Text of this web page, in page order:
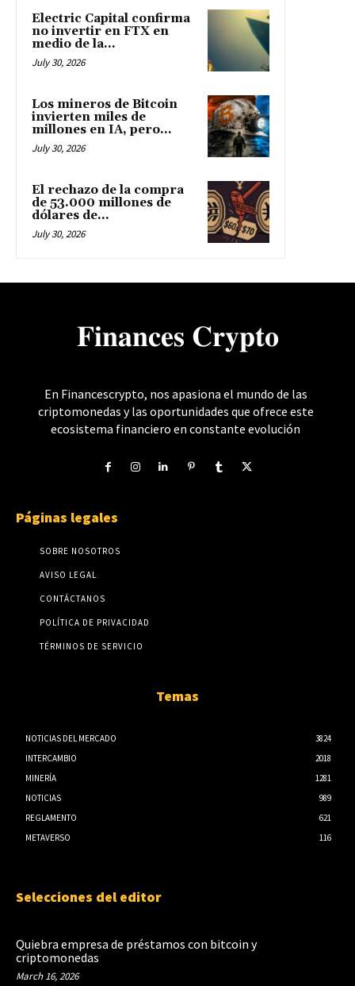
Electric Capital confirma
no invertir en FTX en
medio de la...
July 30, 2026
Los mineros de Bitcoin
invierten miles de
millones en IA, pero...
July 30, 2026
El rechazo de la compra
de 53.000 millones de
dólares de...
July 30, 2026
𝐅𝐢𝐧𝐚𝐧𝐜𝐞𝐬 𝐂𝐫𝐲𝐩𝐭𝐨
En Financescrypto, nos apasiona el mundo de las
criptomonedas y las oportunidades que ofrece este
ecosistema financiero en constante evolución
Páginas legales
SOBRE NOSOTROS
AVISO LEGAL
CONTÁCTANOS
POLÍTICA DE PRIVACIDAD
TÉRMINOS DE SERVICIO
Temas
NOTICIAS DEL MERCADO
3824
INTERCAMBIO
2018
MINERÍA
1281
NOTICIAS
989
REGLAMENTO
621
METAVERSO
116
Selecciones del editor
Quiebra empresa de préstamos con bitcoin y
criptomonedas
March 16, 2026